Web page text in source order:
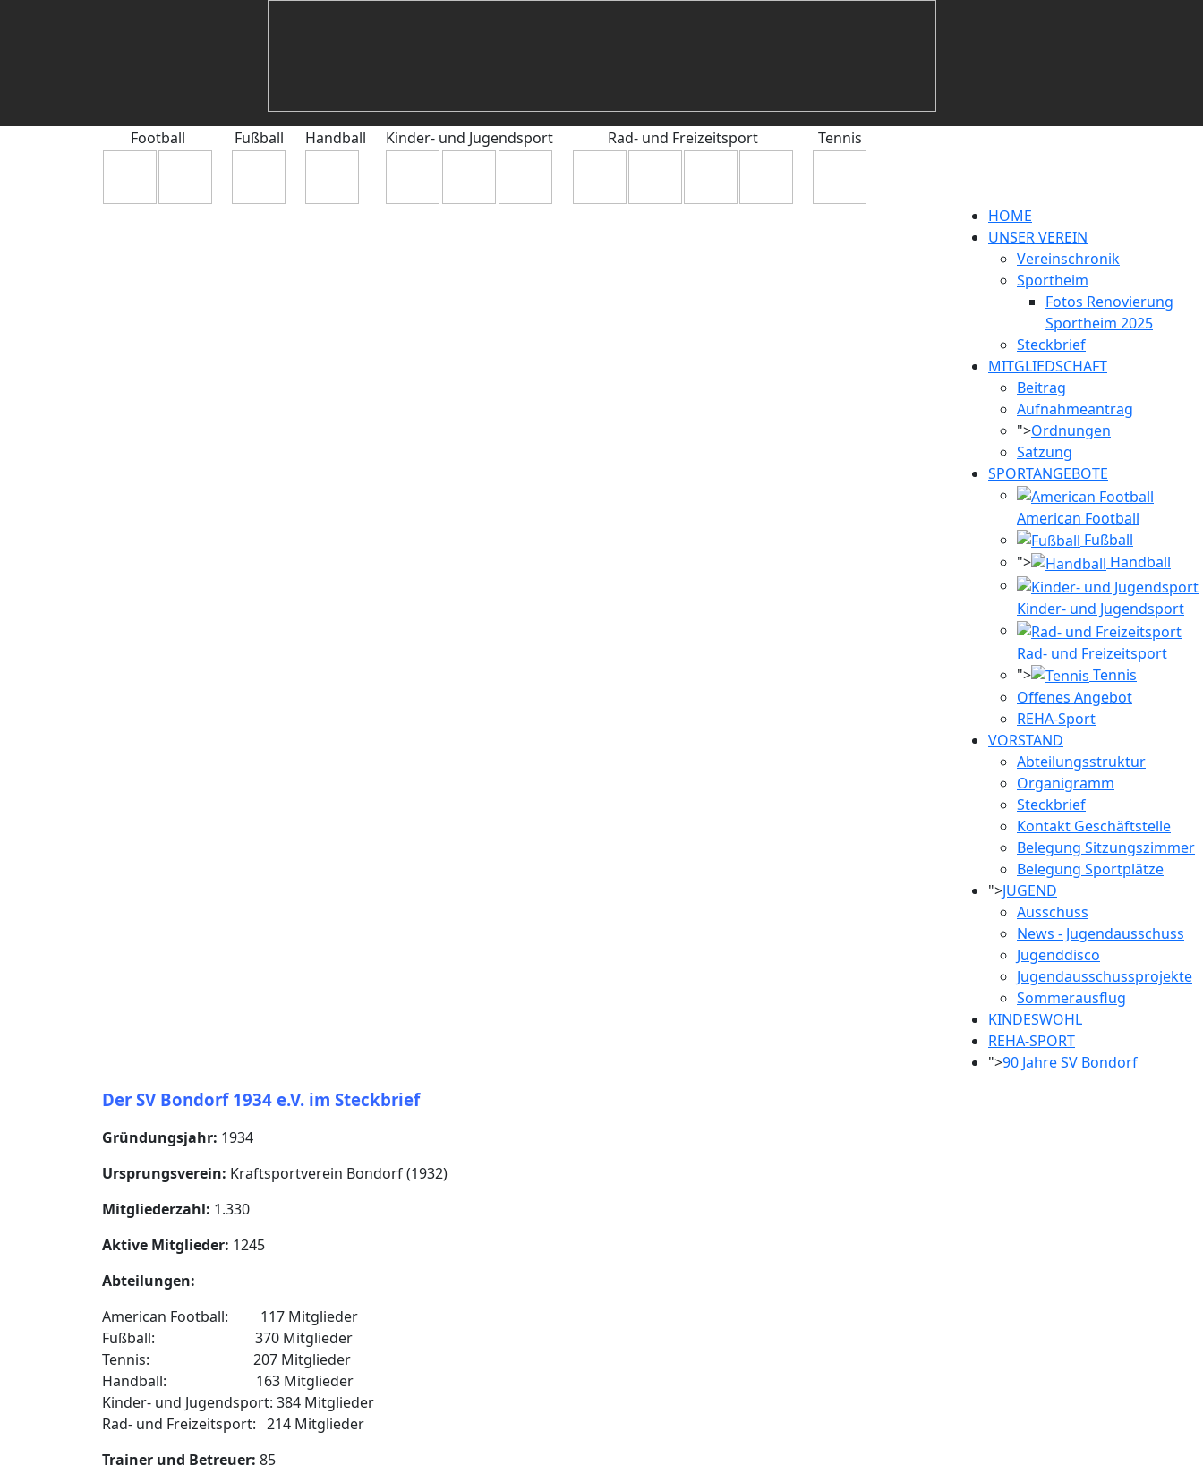
Football Fußball Handball Kinder- und Jugendsport Rad- und Freizeitsport Tennis
HOME
UNSER VEREIN
Vereinschronik
Sportheim
Fotos Renovierung
Sportheim 2025
Steckbrief
MITGLIEDSCHAFT
Beitrag
Aufnahmeantrag
">Ordnungen
Satzung
SPORTANGEBOTE
American Football
Fußball
">
Handball
Kinder- und Jugendsport
Rad- und Freizeitsport
">
Tennis
Offenes Angebot
REHA-Sport
VORSTAND
Abteilungsstruktur
Organigramm
Steckbrief
Kontakt Geschäftstelle
Belegung Sitzungszimmer
Belegung Sportplätze
">JUGEND
Ausschuss
News - Jugendausschuss
Jugenddisco
Jugendausschussprojekte
Sommerausflug
KINDESWOHL
REHA-SPORT
">90 Jahre SV Bondorf
Der SV Bondorf 1934 e.V. im Steckbrief
Gründungsjahr: 1934
Ursprungsverein: Kraftsportverein Bondorf (1932)
Mitgliederzahl: 1.330
Aktive Mitglieder: 1245
Abteilungen:
American Football: 117 Mitglieder
Fußball: 370 Mitglieder
Tennis: 207 Mitglieder
Handball: 163 Mitglieder
Kinder- und Jugendsport: 384 Mitglieder
Rad- und Freizeitsport: 214 Mitglieder
Trainer und Betreuer: 85